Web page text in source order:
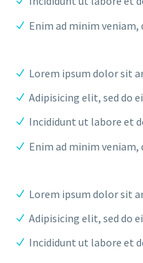
Enim ad minim veniam,
Lorem ipsum dolor sit
Adipisicing elit, sed do
Incididunt ut labore et
Enim ad minim veniam,
Lorem ipsum dolor sit
Adipisicing elit, sed do
Incididunt ut labore et